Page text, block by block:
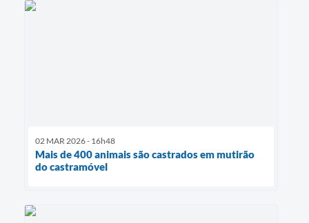
02 MAR 2026 - 16h48
Mais de 400 animais são castrados em mutirão
do castramóvel